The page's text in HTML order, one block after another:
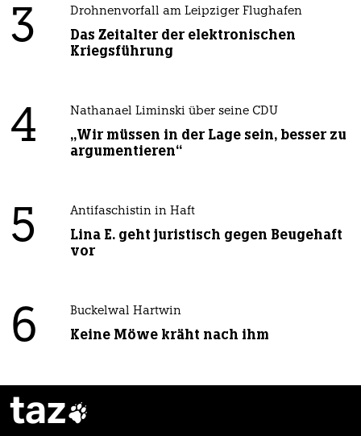
3 Drohnenvorfall am Leipziger Flughafen
Das Zeitalter der elektronischen
Kriegsführung
4 Nathanael Liminski über seine CDU
„Wir müssen in der Lage sein, besser zu
argumentieren“
5 Antifaschistin in Haft
Lina E. geht juristisch gegen Beugehaft
vor
6 Buckelwal Hartwin
Keine Möwe kräht nach ihm
taz